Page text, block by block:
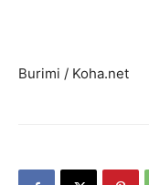
Burimi / Koha.net